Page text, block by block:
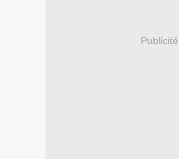
Publicité